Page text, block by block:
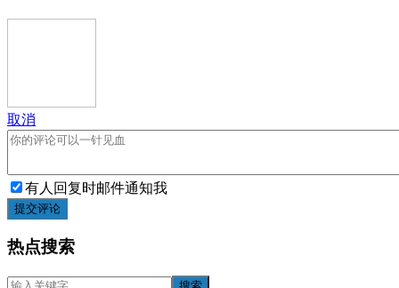
取消
有人回复时邮件通知我
提交评论
热点搜索